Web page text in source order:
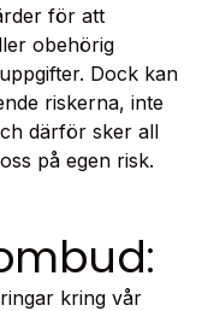
för att
obehörig
Dock kan
riskerna, inte
därför sker all
på egen risk.
kring vår